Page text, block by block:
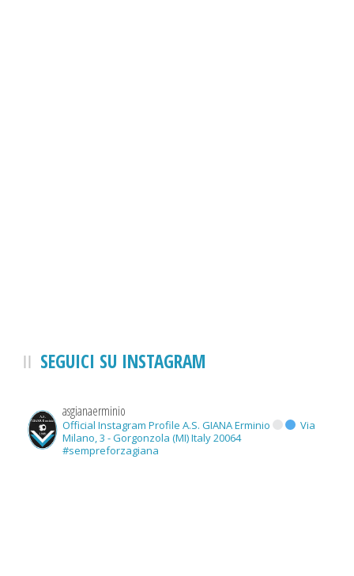
SEGUICI SU INSTAGRAM
asgianaerminio
Official Instagram Profile A.S. GIANA Erminio
Via
Milano, 3 - Gorgonzola (MI) Italy 20064
#sempreforzagiana